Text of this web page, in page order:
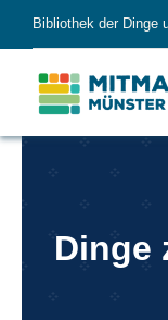
content
Bibliothek der Dinge
Dinge